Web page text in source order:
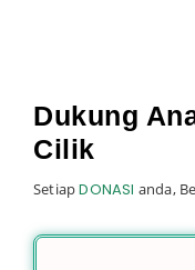
Dukung
Cilik
SetiapDONASI anda,